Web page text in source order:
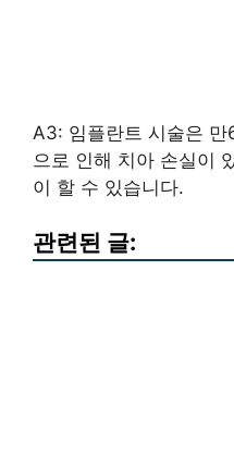
A3: 임플란트 시술은
으로 인해 치아 손실이
이 할 수 있습니다.
관련된 글: